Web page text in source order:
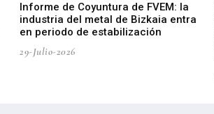
Informe de Coyuntura de FVEM: la
industria del metal de Bizkaia entra
en periodo de estabilización
29-Julio-2026